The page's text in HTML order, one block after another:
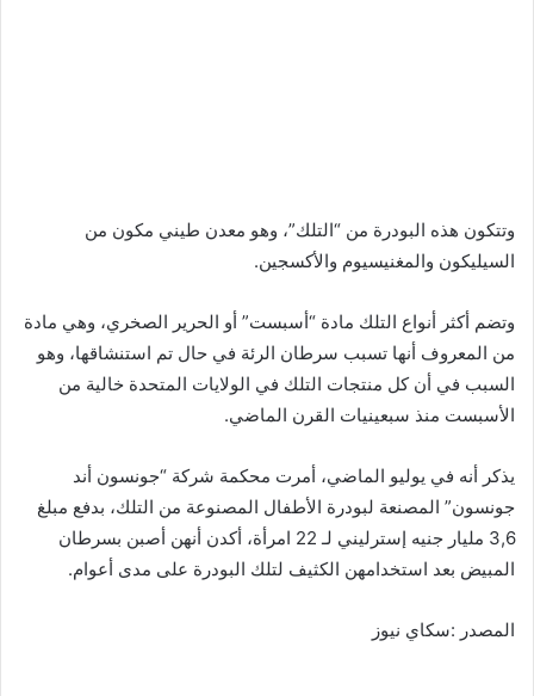
وتتكون هذه البودرة من “التلك”، وهو معدن طيني مكون من
السيليكون والمغنيسيوم والأكسجين.
وتضم أكثر أنواع التلك مادة “أسبست” أو الحرير الصخري، وهي مادة
من المعروف أنها تسبب سرطان الرئة في حال تم استنشاقها، وهو
السبب في أن كل منتجات التلك في الولايات المتحدة خالية من
الأسبست منذ سبعينيات القرن الماضي.
يذكر أنه في يوليو الماضي، أمرت محكمة شركة “جونسون أند
جونسون” المصنعة لبودرة الأطفال المصنوعة من التلك، بدفع مبلغ
3,6 مليار جنيه إسترليني لـ 22 امرأة، أكدن أنهن أصبن بسرطان
المبيض بعد استخدامهن الكثيف لتلك البودرة على مدى أعوام.
المصدر :سكاي نيوز